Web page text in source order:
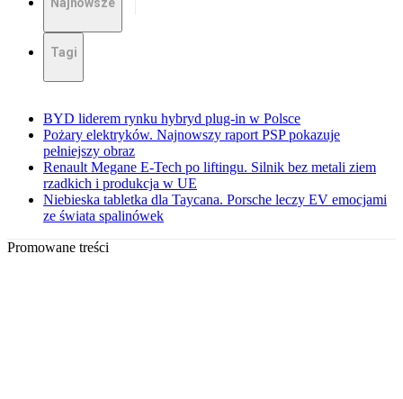
Tagi
BYD liderem rynku hybryd plug-in w Polsce
Pożary elektryków. Najnowszy raport PSP pokazuje
pełniejszy obraz
Renault Megane E-Tech po liftingu. Silnik bez metali ziem
rzadkich i produkcja w UE
Niebieska tabletka dla Taycana. Porsche leczy EV emocjami
ze świata spalinówek
Promowane treści